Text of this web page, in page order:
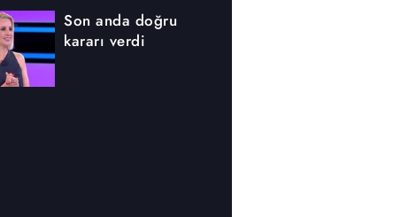
Son anda doğru
kararı verdi